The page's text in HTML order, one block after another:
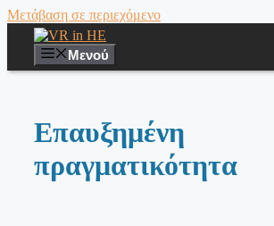
Μετάβαση σε περιεχόμενο
Μενού
Επαυξημένη
πραγματικότητα